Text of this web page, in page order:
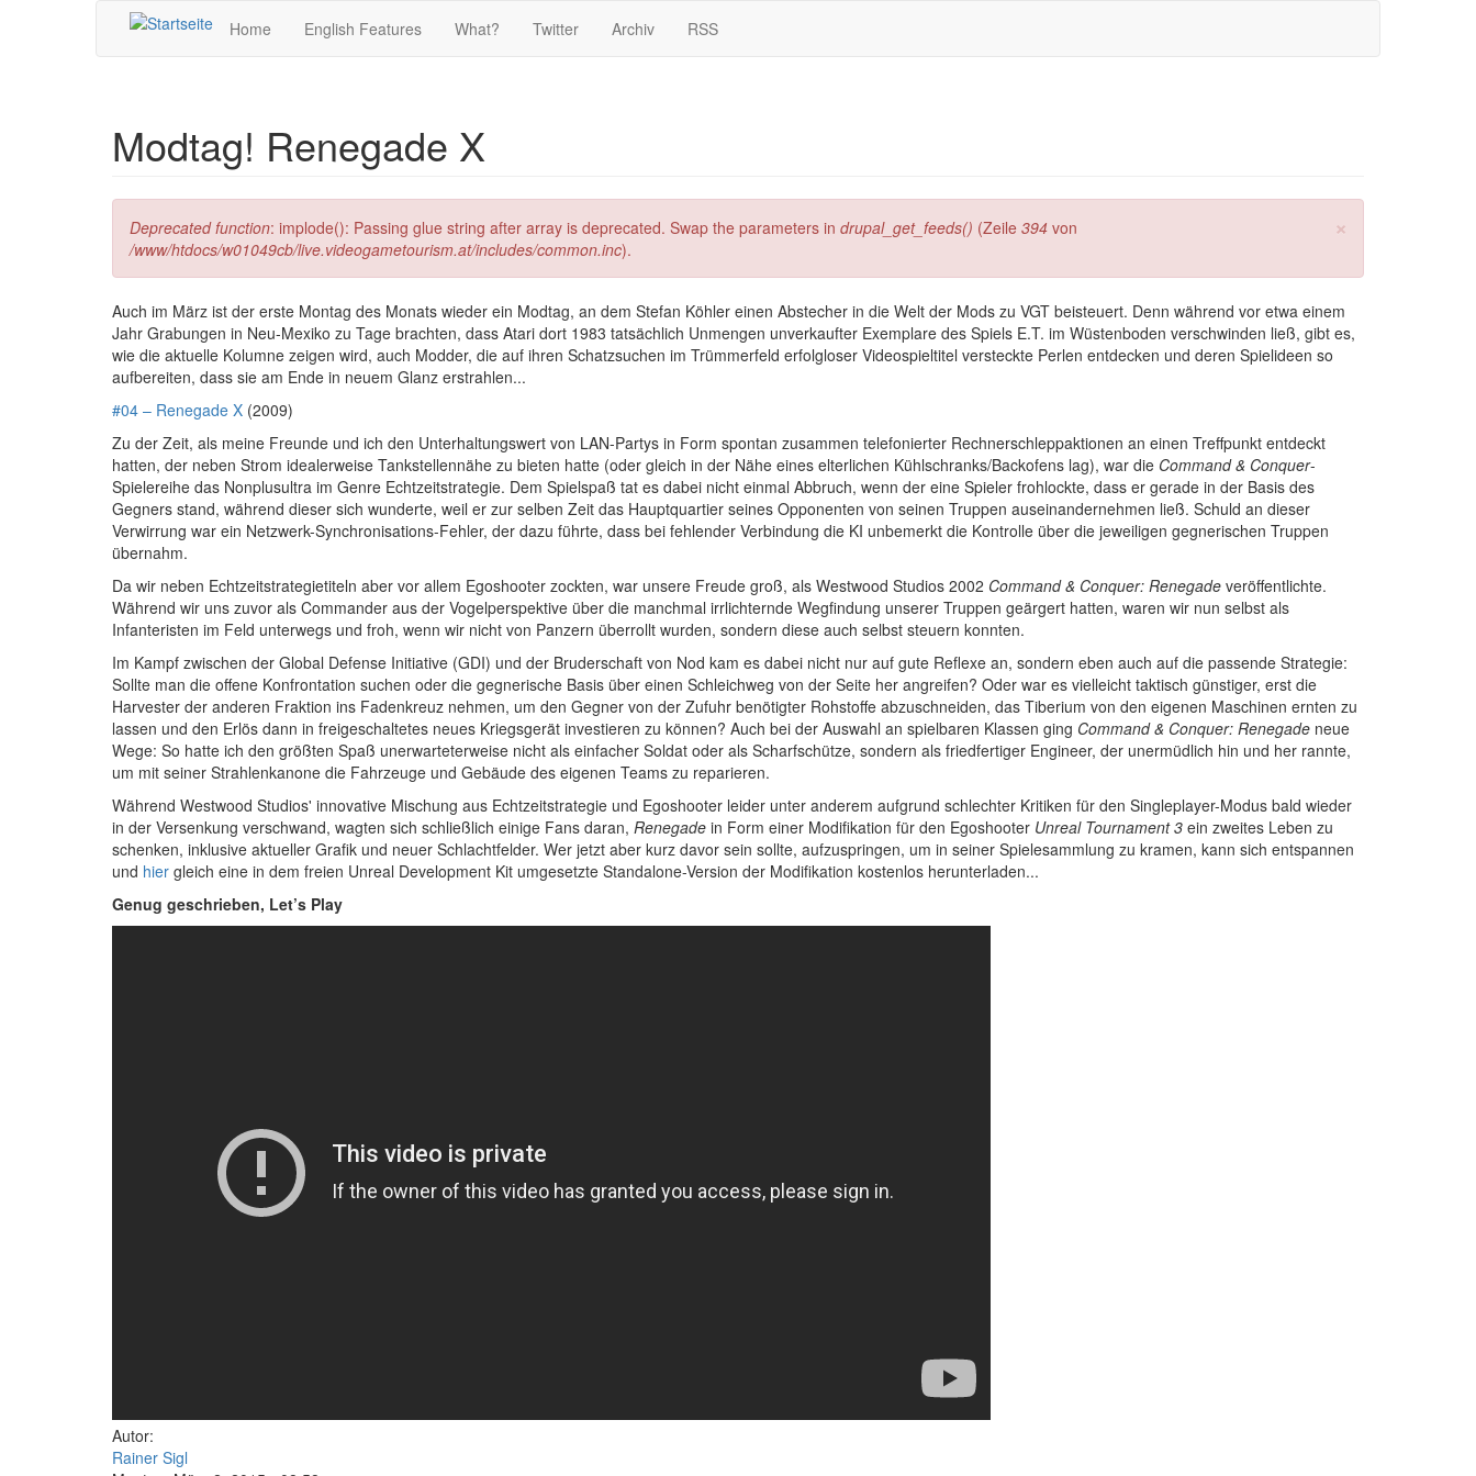
Home
English Features What? Twitter Archiv RSS
Modtag! Renegade X
×
Fehlermeldung
Deprecated function: implode(): Passing glue string after array is deprecated. Swap the parameters in drupal_get_feeds() (Zeile 394 von
/www/htdocs/w01049cb/live.videogametourism.at/includes/common.inc).
Auch im März ist der erste Montag des Monats wieder ein Modtag, an dem Stefan Köhler einen Abstecher in die Welt der Mods zu VGT beisteuert. Denn während vor etwa einem
Jahr Grabungen in Neu-Mexiko zu Tage brachten, dass Atari dort 1983 tatsächlich Unmengen unverkaufter Exemplare des Spiels E.T. im Wüstenboden verschwinden ließ, gibt es,
wie die aktuelle Kolumne zeigen wird, auch Modder, die auf ihren Schatzsuchen im Trümmerfeld erfolgloser Videospieltitel versteckte Perlen entdecken und deren Spielideen so
aufbereiten, dass sie am Ende in neuem Glanz erstrahlen...
#04 – Renegade X (2009)
Zu der Zeit, als meine Freunde und ich den Unterhaltungswert von LAN-Partys in Form spontan zusammen telefonierter Rechnerschleppaktionen an einen Treffpunkt entdeckt
hatten, der neben Strom idealerweise Tankstellennähe zu bieten hatte (oder gleich in der Nähe eines elterlichen Kühlschranks/Backofens lag), war die Command & Conquer-
Spielereihe das Nonplusultra im Genre Echtzeitstrategie. Dem Spielspaß tat es dabei nicht einmal Abbruch, wenn der eine Spieler frohlockte, dass er gerade in der Basis des
Gegners stand, während dieser sich wunderte, weil er zur selben Zeit das Hauptquartier seines Opponenten von seinen Truppen auseinandernehmen ließ. Schuld an dieser
Verwirrung war ein Netzwerk-Synchronisations-Fehler, der dazu führte, dass bei fehlender Verbindung die KI unbemerkt die Kontrolle über die jeweiligen gegnerischen Truppen
übernahm.
Da wir neben Echtzeitstrategietiteln aber vor allem Egoshooter zockten, war unsere Freude groß, als Westwood Studios 2002 Command & Conquer: Renegade veröffentlichte.
Während wir uns zuvor als Commander aus der Vogelperspektive über die manchmal irrlichternde Wegfindung unserer Truppen geärgert hatten, waren wir nun selbst als
Infanteristen im Feld unterwegs und froh, wenn wir nicht von Panzern überrollt wurden, sondern diese auch selbst steuern konnten.
Im Kampf zwischen der Global Defense Initiative (GDI) und der Bruderschaft von Nod kam es dabei nicht nur auf gute Reflexe an, sondern eben auch auf die passende Strategie:
Sollte man die offene Konfrontation suchen oder die gegnerische Basis über einen Schleichweg von der Seite her angreifen? Oder war es vielleicht taktisch günstiger, erst die
Harvester der anderen Fraktion ins Fadenkreuz nehmen, um den Gegner von der Zufuhr benötigter Rohstoffe abzuschneiden, das Tiberium von den eigenen Maschinen ernten zu
lassen und den Erlös dann in freigeschaltetes neues Kriegsgerät investieren zu können? Auch bei der Auswahl an spielbaren Klassen ging Command & Conquer: Renegade neue
Wege: So hatte ich den größten Spaß unerwarteterweise nicht als einfacher Soldat oder als Scharfschütze, sondern als friedfertiger Engineer, der unermüdlich hin und her rannte,
um mit seiner Strahlenkanone die Fahrzeuge und Gebäude des eigenen Teams zu reparieren.
Während Westwood Studios' innovative Mischung aus Echtzeitstrategie und Egoshooter leider unter anderem aufgrund schlechter Kritiken für den Singleplayer-Modus bald wieder
in der Versenkung verschwand, wagten sich schließlich einige Fans daran, Renegade in Form einer Modifikation für den Egoshooter Unreal Tournament 3 ein zweites Leben zu
schenken, inklusive aktueller Grafik und neuer Schlachtfelder. Wer jetzt aber kurz davor sein sollte, aufzuspringen, um in seiner Spielesammlung zu kramen, kann sich entspannen
und hier gleich eine in dem freien Unreal Development Kit umgesetzte Standalone-Version der Modifikation kostenlos herunterladen...
Genug geschrieben, Let’s Play
Autor:
Rainer Sigl